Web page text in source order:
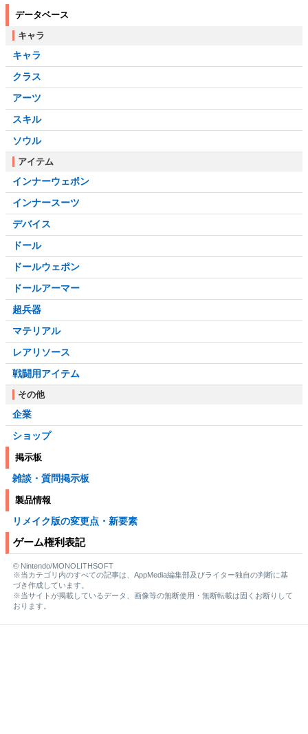
データベース
キャラ
キャラ
クラス
アーツ
スキル
ソウル
アイテム
インナーウェポン
インナースーツ
デバイス
ドール
ドールウェポン
ドールアーマー
超兵器
マテリアル
レアリソース
戦闘用アイテム
その他
企業
ショップ
掲示板
雑談・質問掲示板
製品情報
リメイク版の変更点・新要素
ゲーム権利表記
© Nintendo/MONOLITHSOFT
※当カテゴリ内のすべての記事は、AppMedia編集部及びライター独自の判断に基
づき作成しています。
※当サイトが掲載しているデータ、画像等の無断使用・無断転載は固くお断りして
おります。